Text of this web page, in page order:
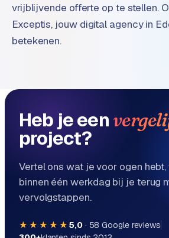
t
i
g
o
.
c
o
m
a
r
e
vrijblijvende offerte op te stellen.
Exceptis, jouw digital agency in
betekenen.
Heb je een
project?
Vertel ons wat je voor ogen
binnen één werkdag bij je terug
vervolgstappen.
★★★★★ 5,0· 58 Google reviews